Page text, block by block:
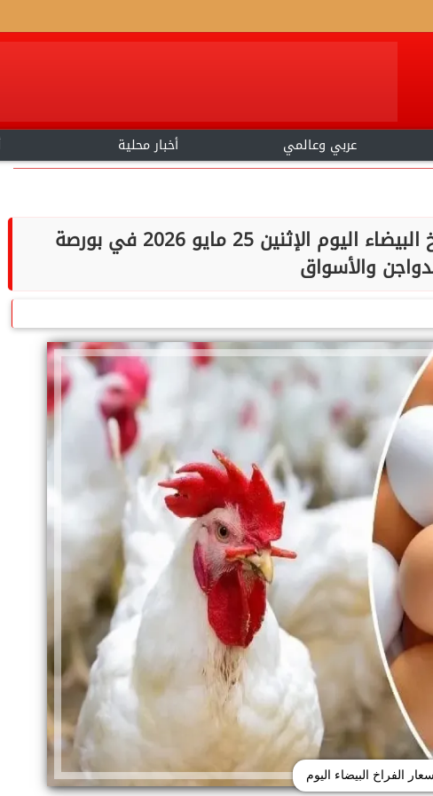
عربي وعالمي أخبار محلية
الكتكوت بقي بكام.. أسعار الفراخ البيضاء اليوم الإثنين 25 مايو 2026 في بورصة
والأسواق
الفراخ البيضاء اليوم